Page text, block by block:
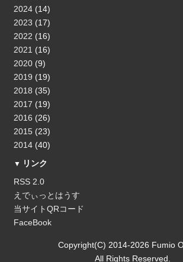
2024(14)
2023 (17)
2022 (16)
2021 (16)
2020(9)
2019 (19)
2018 (35)
2017 (19)
2016 (26)
2015(23)
2014(40)
リンク
RSS 2.0
えでぃっとはうす
当サイトQRコード
FaceBook
Copyright(C) 2014-2026 Fumio
All Rights Reserved.